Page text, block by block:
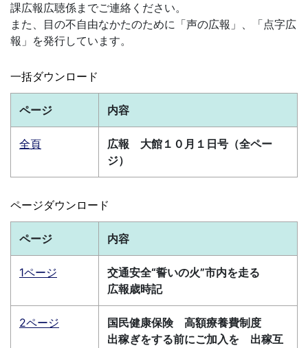
課広報広聴係までご連絡ください。
また、目の不自由なかたのために「声の広報」、「点字広
報」を発行しています。
一括ダウンロード
ページ 内容
全頁
広報 大館１０月１日号（全ペー
ジ）
ページダウンロード
ページ 内容
1ページ
交通安全“誓いの火”市内を走る
広報歳時記
2ページ
国民健康保険 高額療養費制度
出稼ぎをする前にご加入を 出稼互